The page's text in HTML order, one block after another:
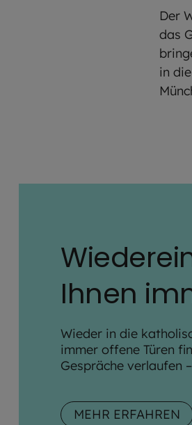
Der
das
in
Ihnen
Wieder in die
immer offene Türen
Gespräche verlaufen
MEHR ERFAHREN